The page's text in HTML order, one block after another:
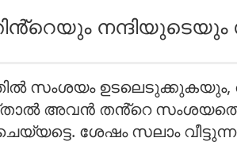
സംശയം
അവൻ തൻ്റെ
ശേഷം സലാം